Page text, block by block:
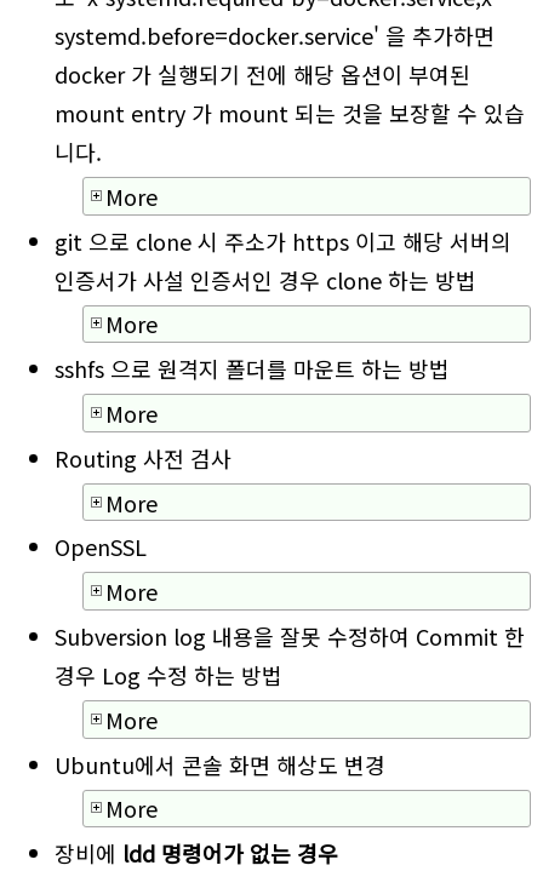
systemd.before=docker.service' 을 추가하면
docker 가 실행되기 전에 해당 옵션이 부여된
mount entry 가 mount 되는 것을 보장할 수 있습
니다.
More
git 으로 clone 시 주소가 https 이고 해당 서버의
인증서가 사설 인증서인 경우 clone 하는 방법
More
sshfs 으로 원격지 폴더를 마운트 하는 방법
More
Routing 사전 검사
More
OpenSSL
More
Subversion log 내용을 잘못 수정하여 Commit 한
경우 Log 수정 하는 방법
More
Ubuntu에서 콘솔 화면 해상도 변경
More
장비에 ldd 명령어가 없는 경우